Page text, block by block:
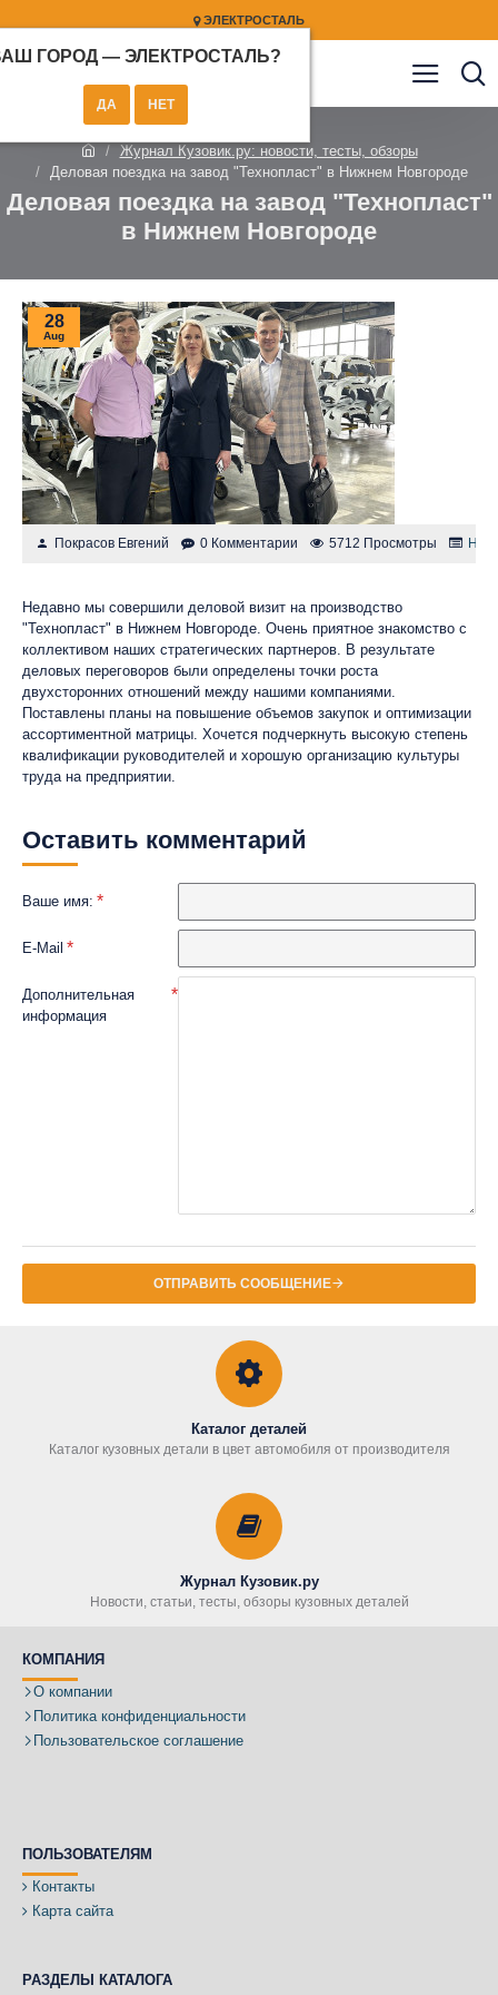
ЭЛЕКТРОСТАЛЬ
ГОРОД — ЭЛЕКТРОСТАЛЬ?
Журнал Кузовик.ру: новости, тесты, обзоры
Деловая поездка на завод "Технопласт" в Нижнем Новгороде
Деловая поездка на завод "Технопласт"
в Нижнем Новгороде
28
Aug
Покрасов Евгений 0 Комментарии 5712 Просмотры
Недавно мы совершили деловой визит на производство
"Технопласт" в Нижнем Новгороде. Очень приятное знакомство с
коллективом наших стратегических партнеров. В результате
деловых переговоров были определены точки роста
двухсторонних отношений между нашими компаниями.
Поставлены планы на повышение объемов закупок и оптимизации
ассортиментной матрицы. Хочется подчеркнуть высокую степень
квалификации руководителей и хорошую организацию культуры
труда на предприятии.
Оставить комментарий
Ваше имя:
E-Mail
Дополнительная
информация
ОТПРАВИТЬ СООБЩЕНИЕ
Каталог деталей
Каталог кузовных детали в цвет автомобиля от производителя
Журнал Кузовик.ру
Новости, статьи, тесты, обзоры кузовных деталей
КОМПАНИЯ
О компании
Политика конфиденциальности
Пользовательское соглашение
ПОЛЬЗОВАТЕЛЯМ
Контакты
Карта сайта
РАЗДЕЛЫ КАТАЛОГА